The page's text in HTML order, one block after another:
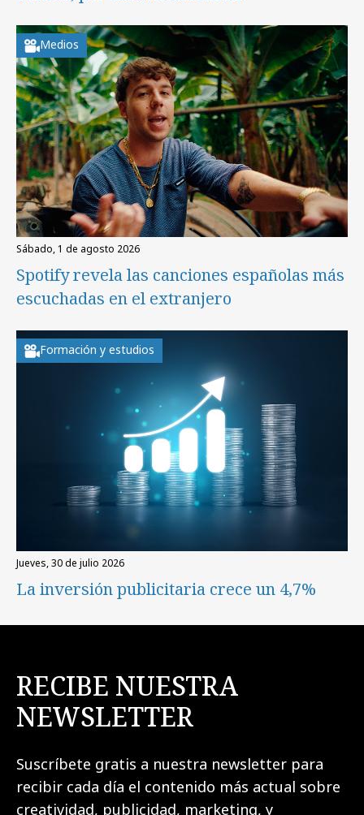
Medios
sábado, 1 de agosto 2026
Spotify revela las canciones españolas más
escuchadas en el extranjero
Formación y estudios
jueves, 30 de julio 2026
La inversión publicitaria crece un 4,7%
RECIBE NUESTRA
NEWSLETTER
Suscríbete gratis a nuestra newsletter para
recibir cada día el contenido más actual sobre
creatividad, publicidad, marketing, y